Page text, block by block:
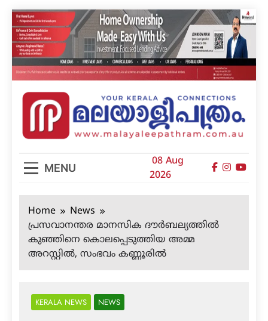
Skip
to
content
മലയാളിപത്രം
MENU
08 Aug
2026
Home
News
പ്രസവാനന്തര മാനസിക ദൗര്‍ബല്യത്തില്‍
കുഞ്ഞിനെ കൊലപ്പെടുത്തിയ അമ്മ
അറസ്റ്റില്‍, സംഭവം കണ്ണൂരില്‍
KERALA NEWS NEWS